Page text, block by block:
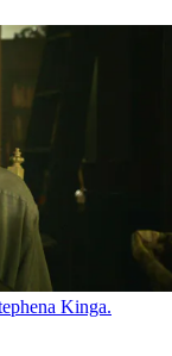
Kinga.